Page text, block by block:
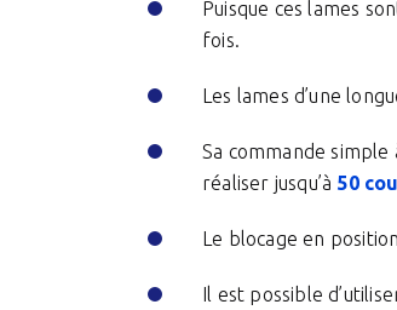
Puisque ces lames
fois.
Les lames d’une
Sa commande simple
réaliser jusqu’à 50
Le blocage en
Il est possible